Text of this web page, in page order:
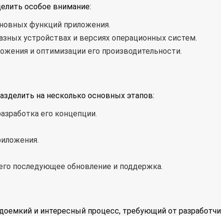
особое внимание:
функций приложения.
устройствах и версиях операционных систем.
и оптимизации его производительности.
на несколько основных этапов:
его концепции.
последующее обновление и поддержка.
и интересный процесс, требующий от